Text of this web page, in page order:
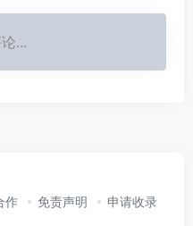
...
作 免责声明 申请收录